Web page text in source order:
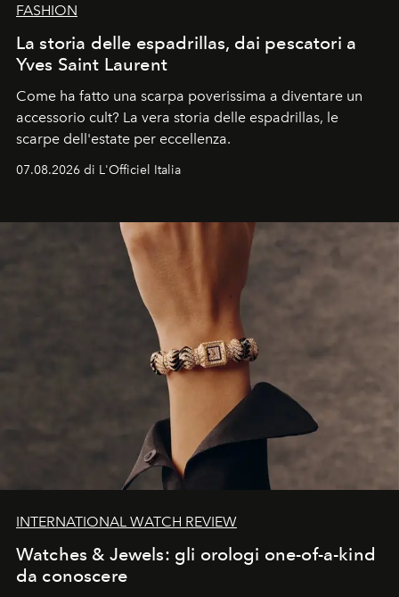
FASHION
La storia delle espadrillas, dai pescatori a
Yves Saint Laurent
Come ha fatto una scarpa poverissima a diventare un
accessorio cult? La vera storia delle espadrillas, le
scarpe dell'estate per eccellenza.
07.08.2026 di L'Officiel Italia
INTERNATIONAL WATCH REVIEW
Watches & Jewels: gli orologi one-of-a-kind
da conoscere